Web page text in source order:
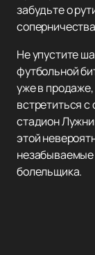
забудьте о
Не упустите
футбольной
уже в
встретиться
стадион
этой
незабываемые
болельщика.